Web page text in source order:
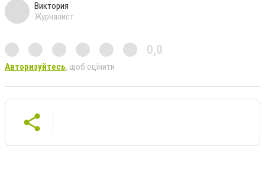
Виктория
Журналист
0,0
Авторизуйтесь, щоб оцінити